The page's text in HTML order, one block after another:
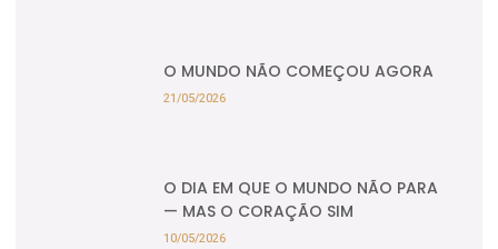
O MUNDO NÃO COMEÇOU AGORA
21/05/2026
O DIA EM QUE O MUNDO NÃO PARA
— MAS O CORAÇÃO SIM
10/05/2026